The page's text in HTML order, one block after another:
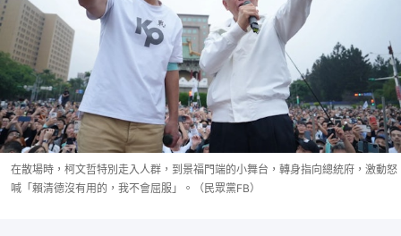
在散場時，柯文哲特別走入人群，到景福門端的小舞台，轉身指向總統府，激動怒
喊「賴清德沒有用的，我不會屈服」。（民眾黨FB）